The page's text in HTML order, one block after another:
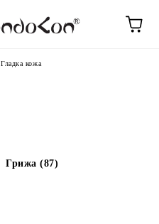
Гладка кожа
Грижа (87)